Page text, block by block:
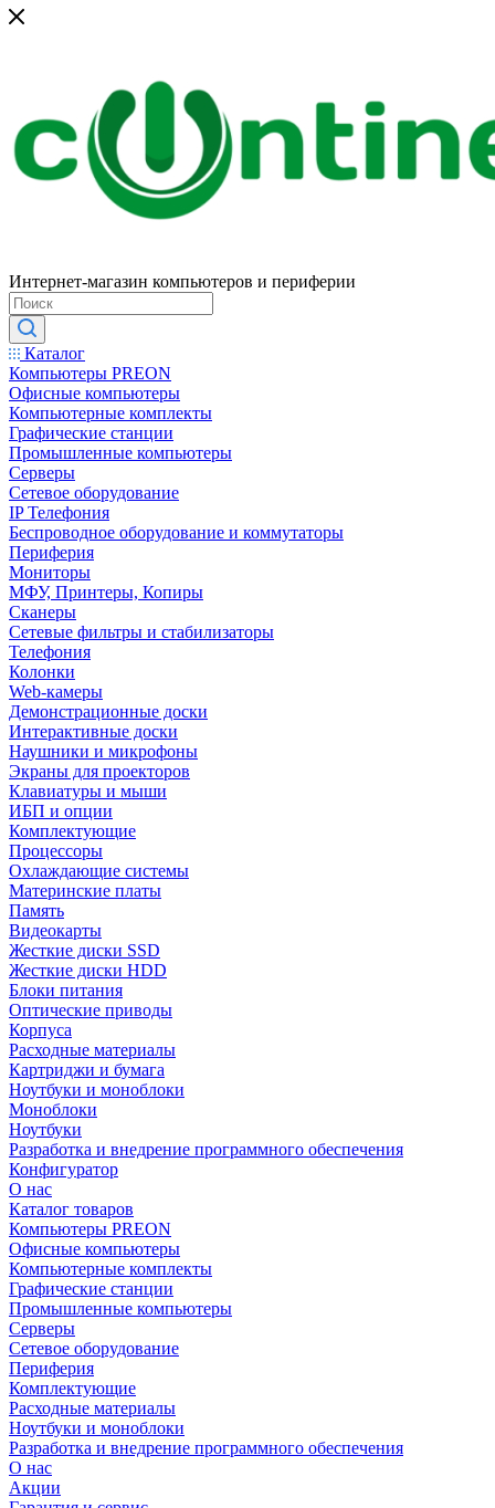
Интернет-магазин компьютеров и периферии
Каталог
Компьютеры PREON
Офисные компьютеры
Компьютерные комплекты
Графические станции
Промышленные компьютеры
Серверы
Сетевое оборудование
IP Телефония
Беспроводное оборудование и коммутаторы
Периферия
Мониторы
МФУ, Принтеры, Копиры
Сканеры
Сетевые фильтры и стабилизаторы
Телефония
Колонки
Web-камеры
Демонстрационные доски
Интерактивные доски
Наушники и микрофоны
Экраны для проекторов
Клавиатуры и мыши
ИБП и опции
Комплектующие
Процессоры
Охлаждающие системы
Материнские платы
Память
Видеокарты
Жесткие диски SSD
Жесткие диски HDD
Блоки питания
Оптические приводы
Корпуса
Расходные материалы
Картриджи и бумага
Ноутбуки и моноблоки
Моноблоки
Ноутбуки
Разработка и внедрение программного обеспечения
Конфигуратор
О нас
Каталог товаров
Компьютеры PREON
Офисные компьютеры
Компьютерные комплекты
Графические станции
Промышленные компьютеры
Серверы
Сетевое оборудование
Периферия
Комплектующие
Расходные материалы
Ноутбуки и моноблоки
Разработка и внедрение программного обеспечения
О нас
Акции